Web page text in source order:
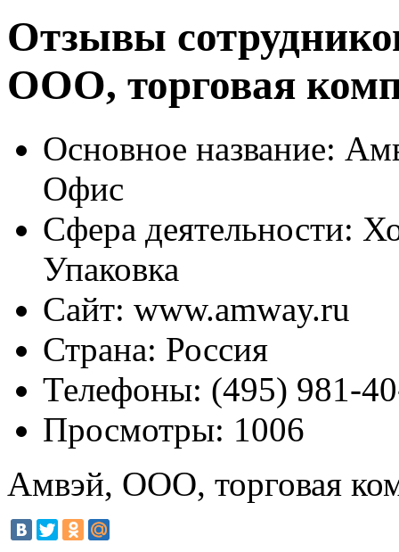
Отзывы
ООО, торговая
Основное название:
Офис
Сфера деятельности:
Упаковка
Сайт: www.amway.ru
Страна: Россия
Телефоны: (495) 981-
Просмотры: 1006
Амвэй, ООО, торговая